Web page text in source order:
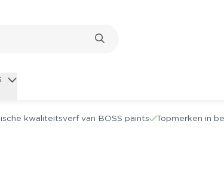
kwaliteitsverf van BOSS paints Topmerken in